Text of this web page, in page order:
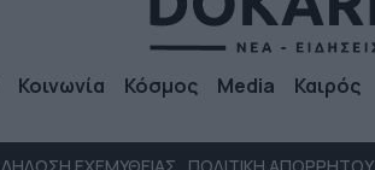
Κοινωνία Κόσμος Media Καιρός